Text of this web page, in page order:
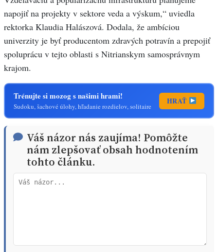
napojiť na projekty v sektore veda a výskum,“ uviedla
rektorka Klaudia Halászová. Dodala, že ambíciou
univerzity je byť producentom zdravých potravín a prepojiť
spoluprácu v tejto oblasti s Nitrianskym samosprávnym
krajom.
Trénujte si mozog s našimi hrami!
Sudoku, šachové úlohy, hľadanie rozdielov, solitaire
HRAŤ
Váš názor nás zaujíma! Pomôžte
nám zlepšovať obsah hodnotením
tohto článku.